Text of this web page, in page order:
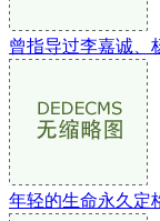
曾指导过李嘉诚、
年轻的生命永久定